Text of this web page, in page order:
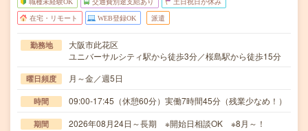
職種未経験OK 交通費別途支給あり 土日祝日が休み
在宅・リモート WEB登録OK 派遣
勤務地
大阪市此花区
ユニバーサルシティ駅から徒歩3分／桜島駅から徒歩15分
曜日頻度 月～金／週5日
時間 09:00-17:45（休憩60分）実働7時間45分（残業少なめ！）
期間 2026年08月24日～長期 ※開始日相談OK ※8月～！